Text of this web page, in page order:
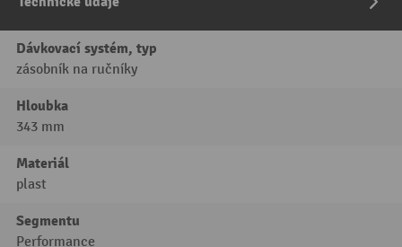
Dávkovací systém, typ
zásobník na ručníky
Hloubka
343 mm
Materiál
plast
Segmentu
Performance